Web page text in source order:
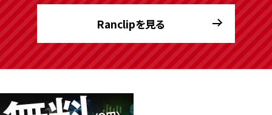
Ranclipを見る